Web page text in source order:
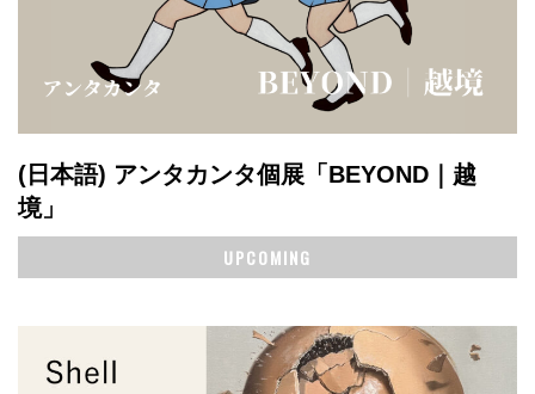
(日本語) アンタカンタ個展「BEYOND｜越
境」
UPCOMING